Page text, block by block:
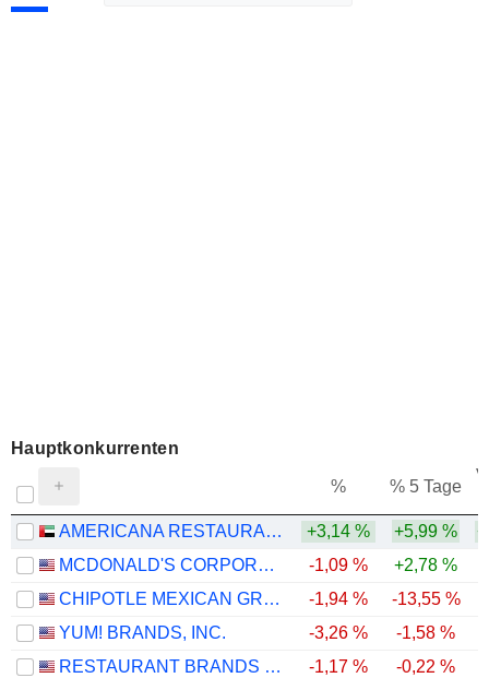
Hauptkonkurrenten
% % 5 Tage
AMERICANA RESTAURANTS INTERNATIONAL PLC +3,14 % +5,99 %
MCDONALD'S CORPORATION
-1,09 % +2,78 %
CHIPOTLE MEXICAN GRILL, INC.
-1,94 % -13,55 %
YUM! BRANDS, INC.
-3,26 % -1,58 %
RESTAURANT BRANDS INTERNATIONAL INC.
-1,17 % -0,22 %